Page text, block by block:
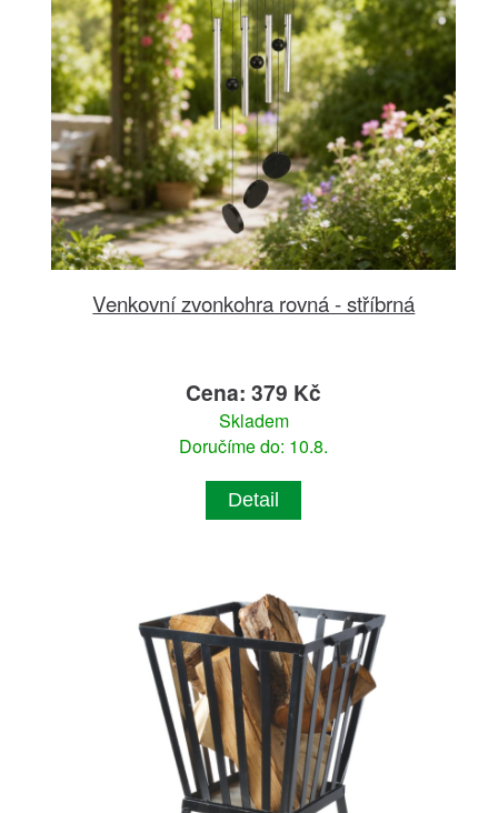
Venkovní zvonkohra rovná - stříbrná
Cena: 379 Kč
Skladem
Doručíme do: 10.8.
Detail